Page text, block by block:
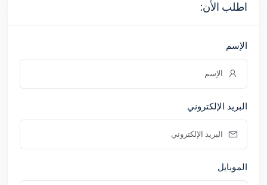
اطلب الأن:
الإسم
البريد الإلكتروني
الموبايل